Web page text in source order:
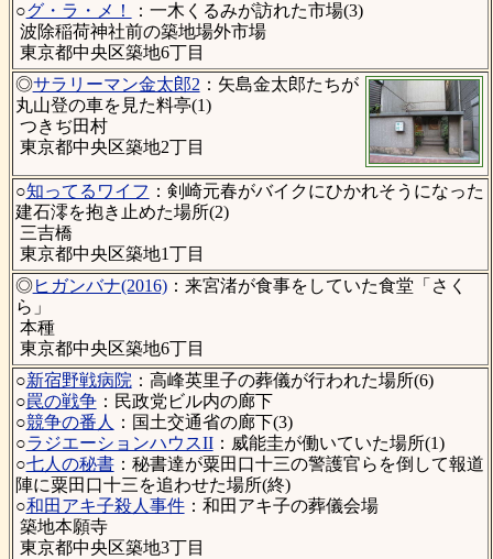
○グ・ラ・メ！
：一木くるみが訪れた市場(3)
波除稲荷神社前の築地場外市場
東京都中央区築地6丁目
◎サラリーマン金太郎2 ：矢島金太郎たちが
丸山登の車を見た料亭(1)
つきぢ田村
東京都中央区築地2丁目
○知ってるワイフ ：剣崎元春がバイクにひかれそうになった
建石澪を抱き止めた場所(2)
三吉橋
東京都中央区築地1丁目
◎ヒガンバナ(2016)：来宮渚が食事をしていた食堂「さく
ら」
本種
東京都中央区築地6丁目
○新宿野戦病院 ：高峰英里子の葬儀が行われた場所(6)
○罠の戦争：民政党ビル内の廊下
○競争の番人
：国土交通省の廊下(3)
○ラジエーションハウスII：威能圭が働いていた場所(1)
○七人の秘書：秘書達が粟田口十三の警護官らを倒して報道
陣に粟田口十三を追わせた場所(終)
○和田アキ子殺人事件：和田アキ子の葬儀会場
築地本願寺
東京都中央区築地3丁目